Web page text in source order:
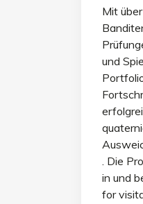
Mit
und
. Die
in und
for